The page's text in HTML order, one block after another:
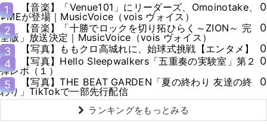
1
【音楽】「Venue101」にリーダーズ、Omoinotake、
≠MEが登場｜MusicVoice（vois ヴォイス）
0
2
【音楽】「十勝でロックを切り拓ひらく～ZION～ 完
全版」放送決定｜MusicVoice（vois ヴォイス）
0
3
【写真】ももクロ高城れに、始球式挑戦【エンタメ】
0
4
【写真】Hello Sleepwalkers「五重奏の実験室」第２
弾レポ（１）
0
5
【写真】THE BEAT GARDEN「夏の終わり 友達の終
わり」TikTokで一部先行配信
0
ランキングをもっとみる